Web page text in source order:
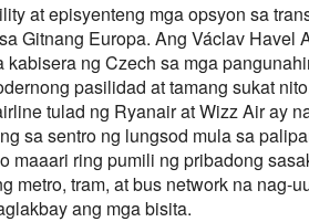
at episyenteng mga opsyon sa
Gitnang Europa. Ang Václav
kabisera ng Czech sa mga
pasilidad at tamang sukat
tulad ng Ryanair at Wizz Air ay
sa sentro ng lungsod mula sa
maaari ring pumili ng pribadong
metro, tram, at bus network na nag-
ang mga bisita.